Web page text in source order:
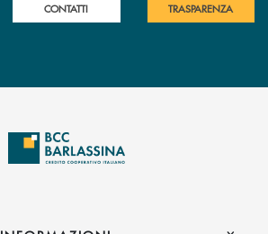
CONTATTI TRASPARENZA